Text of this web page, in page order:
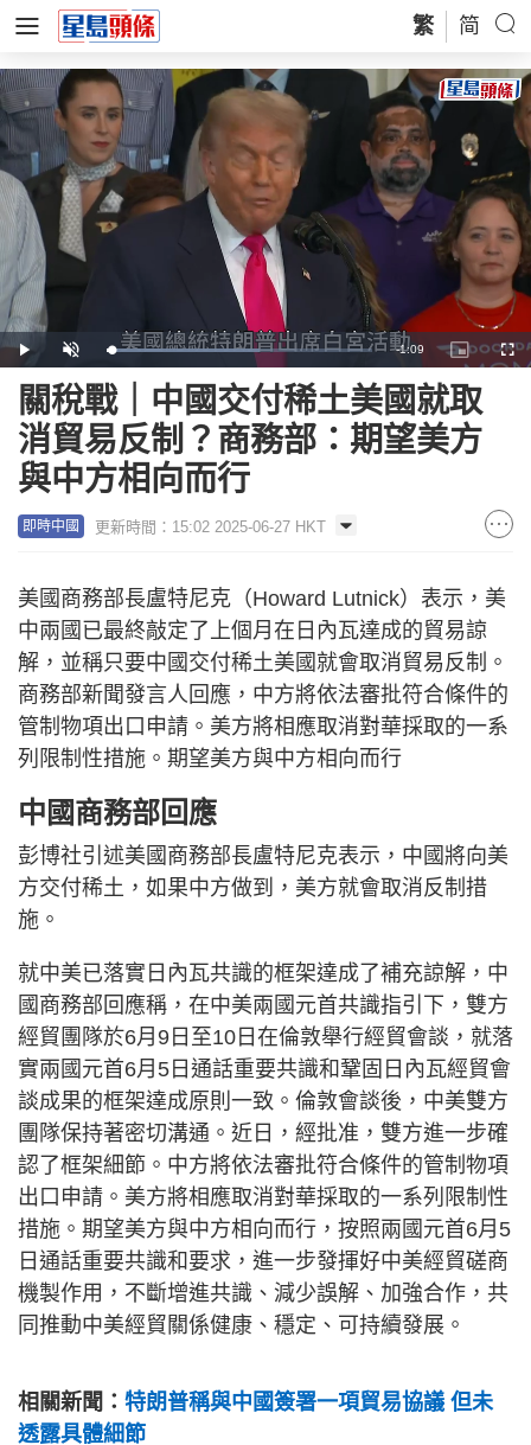
繁 简
Play Unmute Loaded:
57.71%
Remaining
Time
-1:09
Picture-
in-
關稅戰｜中國交付稀土美國就取
消貿易反制？商務部：期望美方
與中方相向而行
即時中國 更新時間：15:02 2025-06-27 HKT
美國商務部長盧特尼克（Howard Lutnick）表示，美
中兩國已最終敲定了上個月在日內瓦達成的貿易諒
解，並稱只要中國交付稀土美國就會取消貿易反制。
商務部新聞發言人回應，中方將依法審批符合條件的
管制物項出口申請。美方將相應取消對華採取的一系
列限制性措施。期望美方與中方相向而行
中國商務部回應
彭博社引述美國商務部長盧特尼克表示，中國將向美
方交付稀土，如果中方做到，美方就會取消反制措
施。
就中美已落實日內瓦共識的框架達成了補充諒解，中
國商務部回應稱，在中美兩國元首共識指引下，雙方
經貿團隊於6月9日至10日在倫敦舉行經貿會談，就落
實兩國元首6月5日通話重要共識和鞏固日內瓦經貿會
談成果的框架達成原則一致。倫敦會談後，中美雙方
團隊保持著密切溝通。近日，經批准，雙方進一步確
認了框架細節。中方將依法審批符合條件的管制物項
出口申請。美方將相應取消對華採取的一系列限制性
措施。期望美方與中方相向而行，按照兩國元首6月5
日通話重要共識和要求，進一步發揮好中美經貿磋商
機製作用，不斷增進共識、減少誤解、加強合作，共
同推動中美經貿關係健康、穩定、可持續發展。
相關新聞： 特朗普稱與中國簽署一項貿易協議 但未
透露具體細節